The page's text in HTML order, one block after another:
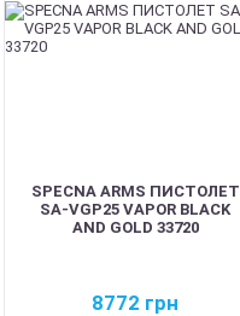
SPECNA ARMS ПИСТОЛЕТ
SA-VGP25 VAPOR BLACK
AND GOLD 33720
8772 грн